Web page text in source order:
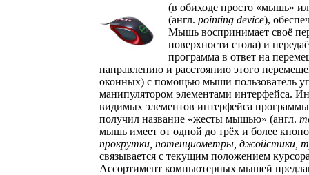
(в обиходе просто «мышь»
(англ. pointing device),
Мышь воспринимает своё
поверхности стола) и
программа в ответ на
направлению и расстоянию этого
оконных) с помощью мыши пользователь
манипулятором элементами интерфейса.
видимых элементов интерфейса
получил название «жесты мышью» (англ.
мышь имеет от одной до трёх и более
прокрутки, потенциометры, джойстики,
связывается с текущим положением
Ассортимент компьютерных мышей